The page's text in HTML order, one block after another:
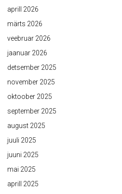
aprill 2026
märts 2026
veebruar 2026
jaanuar 2026
detsember 2025
november 2025
oktoober 2025
september 2025
august 2025
juuli 2025
juuni 2025
mai 2025
aprill 2025